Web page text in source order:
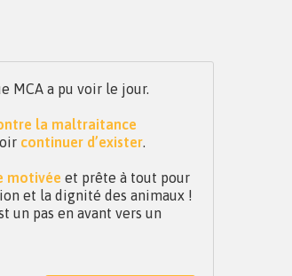
MCA a pu voir le jour.
la maltraitance
continuer d’exister.
motivée et prête à tout pour
et la dignité des animaux !
un pas en avant vers un